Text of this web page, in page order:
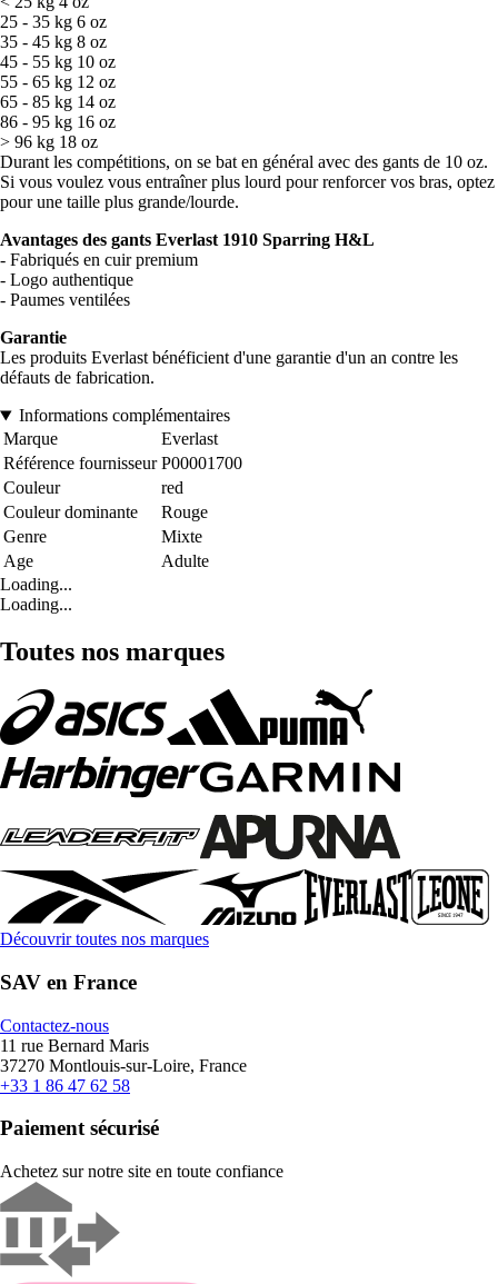
25 - 35 kg 6 oz
35 - 45 kg 8 oz
45 - 55 kg 10 oz
55 - 65 kg 12 oz
65 - 85 kg 14 oz
86 - 95 kg 16 oz
> 96 kg 18 oz
Durant les compétitions, on se bat en général avec des gants de 10 oz.
Si vous voulez vous entraîner plus lourd pour renforcer vos bras, optez
pour une taille plus grande/lourde.
Avantages des gants Everlast 1910 Sparring H&L
- Fabriqués en cuir premium
- Logo authentique
- Paumes ventilées
Garantie
Les produits Everlast bénéficient d'une garantie d'un an contre les
défauts de fabrication.
Informations complémentaires
Marque
Everlast
Référence fournisseur P00001700
Couleur
red
Couleur dominante
Rouge
Genre
Mixte
Age
Adulte
Loading...
Loading...
Toutes nos marques
Découvrir toutes nos marques
SAV en France
Contactez-nous
11 rue Bernard Maris
37270 Montlouis-sur-Loire, France
+33 1 86 47 62 58
Paiement sécurisé
Achetez sur notre site en toute confiance